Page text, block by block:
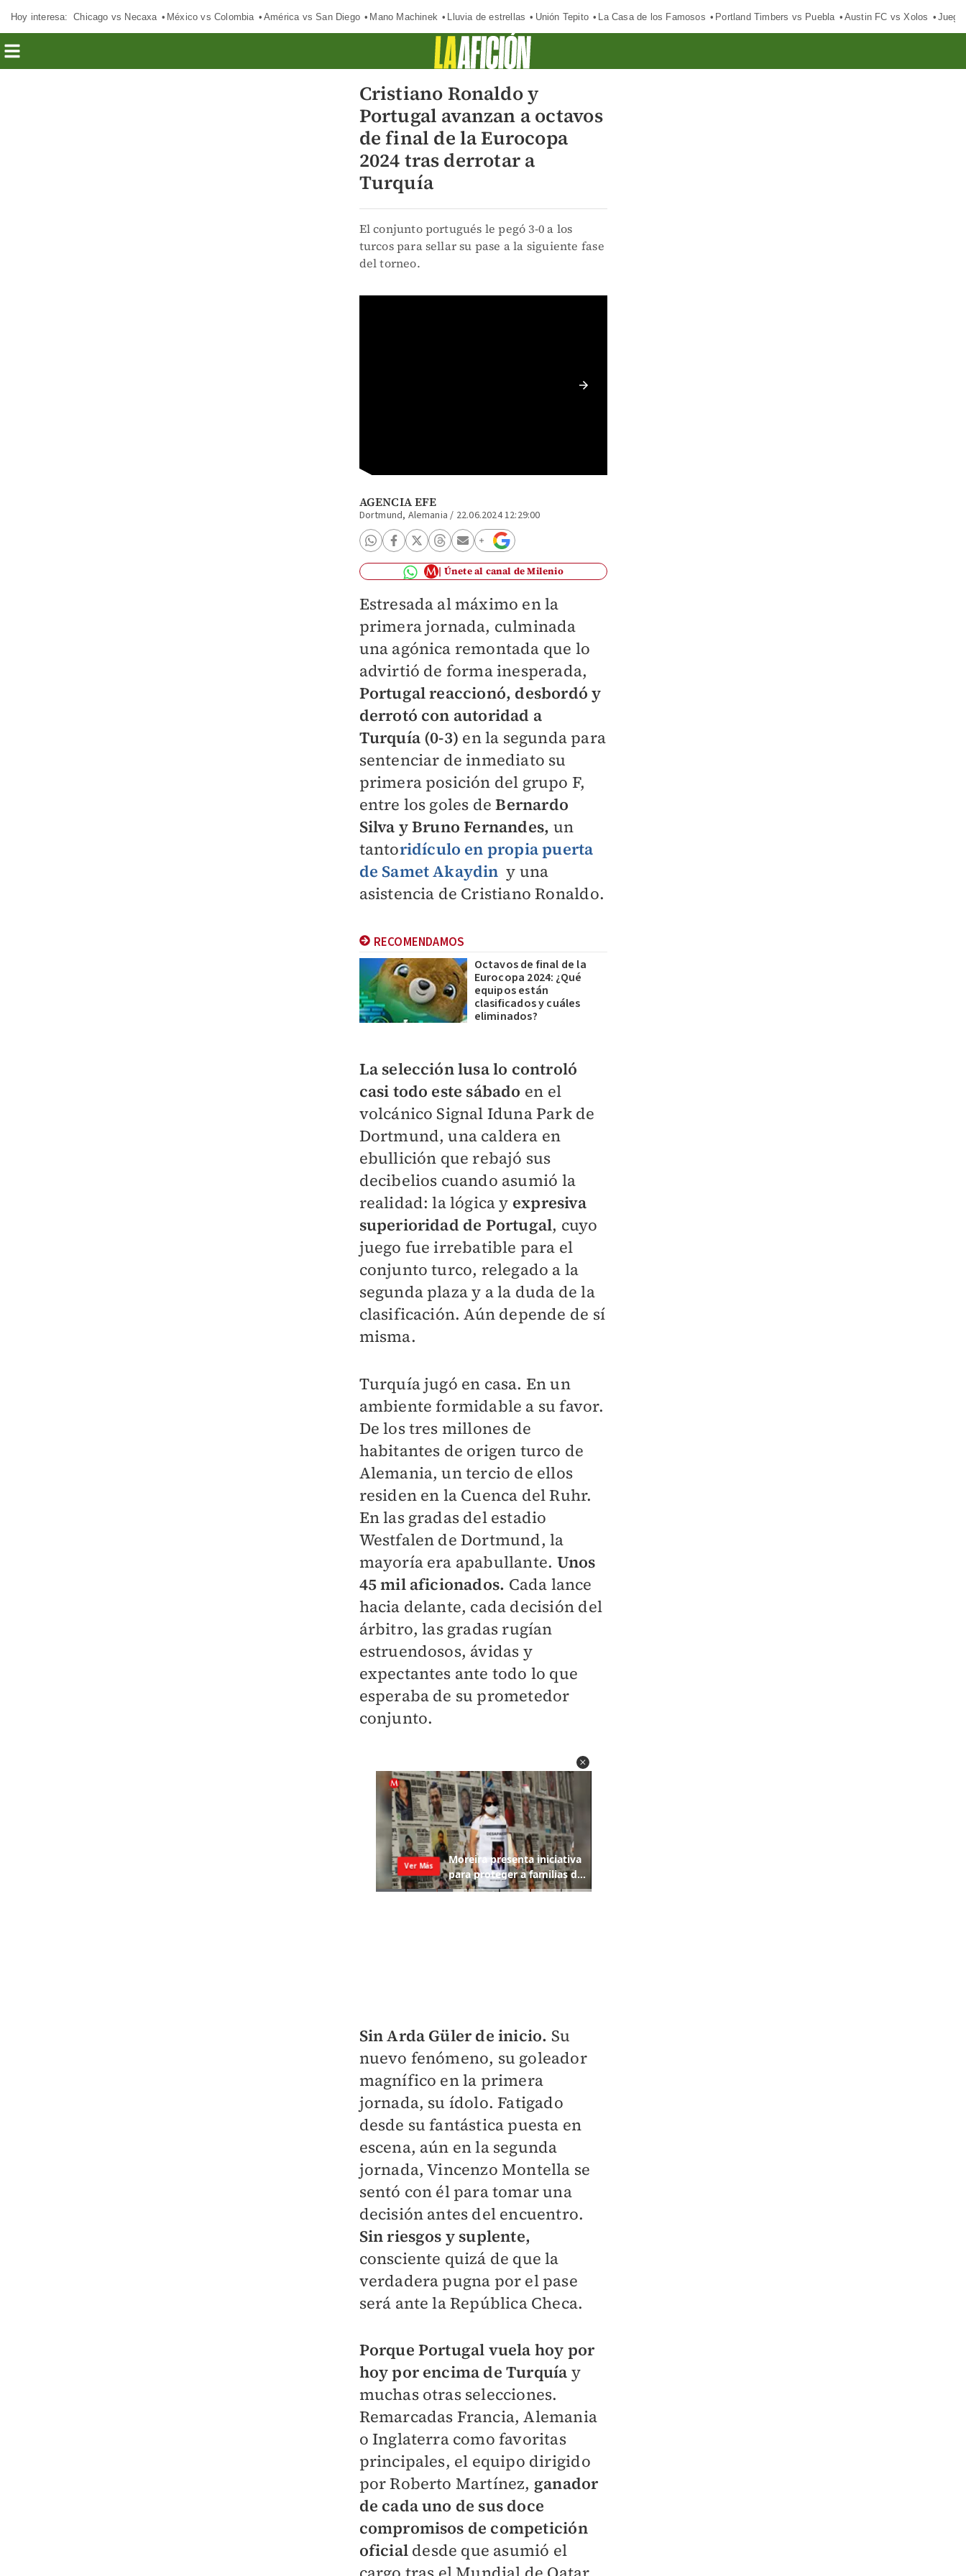
Hoy interesa: Chicago vs Necaxa México vs Colombia América vs San Diego Mano Machinek Lluvia de estrellas Unión Tepito La Casa de los Famosos Portland Timbers vs Puebla Austin FC vs Xolos
Cristiano Ronaldo y
Portugal avanzan a octavos
de final de la Eurocopa
2024 tras derrotar a
Turquía
El conjunto portugués le pegó 3-0 a los
turcos para sellar su pase a la siguiente fase
del torneo.
AGENCIA EFE
Dortmund, Alemania / 22.06.2024 12:29:00
Únete al canal de Milenio
Estresada al máximo en la
primera jornada, culminada
una agónica remontada que lo
advirtió de forma inesperada,
Portugal reaccionó, desbordó y
derrotó con autoridad a
Turquía (0-3) en la segunda para
sentenciar de inmediato su
primera posición del grupo F,
entre los goles deBernardo
Silva y Bruno Fernandes, un
tantoridículo en propia puerta
de Samet Akaydin y una
asistencia de Cristiano Ronaldo.
RECOMENDAMOS
Octavos de final de la
Eurocopa 2024: ¿Qué
equipos están
clasificados y cuáles
eliminados?
La selección lusa lo controló
casi todo este sábado en el
volcánico Signal Iduna Park de
Dortmund, una caldera en
ebullición que rebajó sus
decibelios cuando asumió la
realidad: la lógica y expresiva
superioridad de Portugal, cuyo
juego fue irrebatible para el
conjunto turco, relegado a la
segunda plaza y a la duda de la
clasificación. Aún depende de sí
misma.
Turquía jugó en casa. En un
ambiente formidable a su favor.
De los tres millones de
habitantes de origen turco de
Alemania, un tercio de ellos
residen en la Cuenca del Ruhr.
En las gradas del estadio
Westfalen de Dortmund, la
mayoría era apabullante. Unos
45 mil aficionados. Cada lance
hacia delante, cada decisión del
árbitro, las gradas rugían
estruendosos, ávidas y
expectantes ante todo lo que
esperaba de su prometedor
conjunto.
Sin Arda Güler de inicio. Su
nuevo fenómeno, su goleador
magnífico en la primera
jornada, su ídolo. Fatigado
desde su fantástica puesta en
escena, aún en la segunda
jornada, Vincenzo Montella se
sentó con él para tomar una
decisión antes del encuentro.
Sin riesgos y suplente,
consciente quizá de que la
verdadera pugna por el pase
será ante la República Checa.
Porque Portugal vuela hoy por
hoy por encima de Turquía y
muchas otras selecciones.
Remarcadas Francia, Alemania
o Inglaterra como favoritas
principales, el equipo dirigido
por Roberto Martínez, ganador
de cada uno de sus doce
compromisos de competición
oficial desde que asumió el